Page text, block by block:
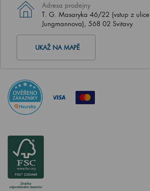
Adresa prodejny
T. G. Masaryka 46/22 (vstup z ulice
Jungmannova), 568 02 Svitavy
UKAŽ NA MAPĚ